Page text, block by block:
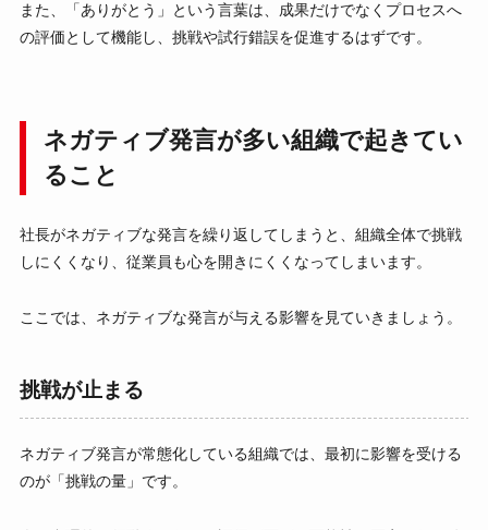
また、「ありがとう」という言葉は、成果だけでなくプロセスへ
の評価として機能し、挑戦や試行錯誤を促進するはずです。
ネガティブ発言が多い組織で起きてい
ること
社長がネガティブな発言を繰り返してしまうと、組織全体で挑戦
しにくくなり、従業員も心を開きにくくなってしまいます。
ここでは、ネガティブな発言が与える影響を見ていきましょう。
挑戦が止まる
ネガティブ発言が常態化している組織では、最初に影響を受ける
のが「挑戦の量」です。